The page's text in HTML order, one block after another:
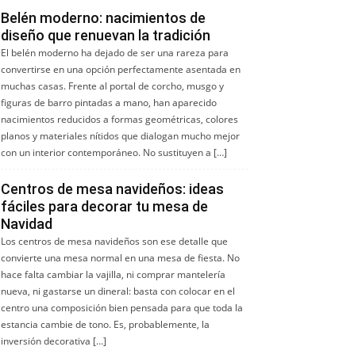
Belén moderno: nacimientos de
diseño que renuevan la tradición
El belén moderno ha dejado de ser una rareza para
convertirse en una opción perfectamente asentada en
muchas casas. Frente al portal de corcho, musgo y
figuras de barro pintadas a mano, han aparecido
nacimientos reducidos a formas geométricas, colores
planos y materiales nítidos que dialogan mucho mejor
con un interior contemporáneo. No sustituyen a […]
Centros de mesa navideños: ideas
fáciles para decorar tu mesa de
Navidad
Los centros de mesa navideños son ese detalle que
convierte una mesa normal en una mesa de fiesta. No
hace falta cambiar la vajilla, ni comprar mantelería
nueva, ni gastarse un dineral: basta con colocar en el
centro una composición bien pensada para que toda la
estancia cambie de tono. Es, probablemente, la
inversión decorativa […]